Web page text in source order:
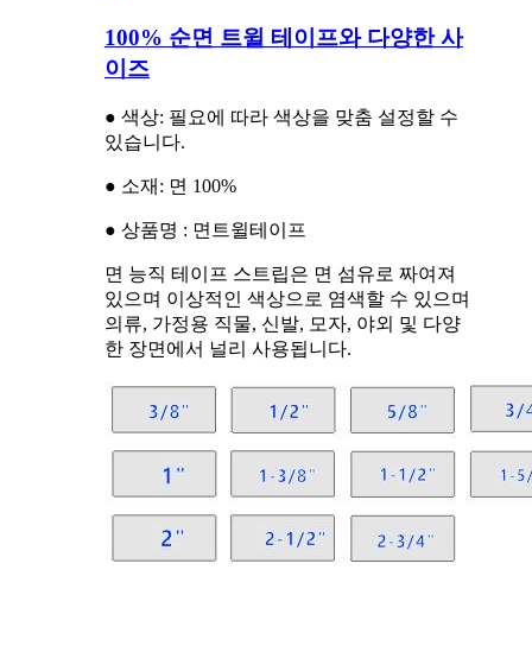
100% 순면 트윌 테이프와 다양한 사
이즈
● 색상: 필요에 따라 색상을 맞춤 설정할 수
있습니다.
● 소재: 면 100%
● 상품명 : 면트윌테이프
면 능직 테이프 스트립은 면 섬유로 짜여져
있으며 이상적인 색상으로 염색할 수 있으며
의류, 가정용 직물, 신발, 모자, 야외 및 다양
한 장면에서 널리 사용됩니다.